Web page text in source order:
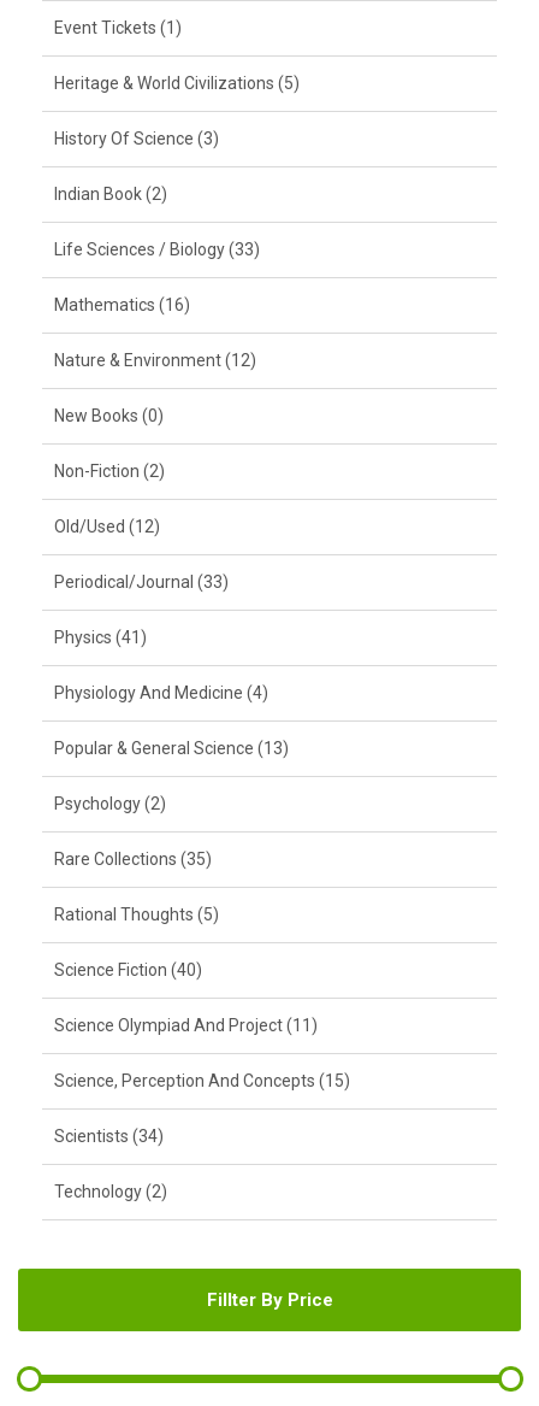
Fillter By Price
Event Tickets (1)
Heritage & World Civilizations (5)
History Of Science (3)
Indian Book (2)
Life Sciences / Biology (33)
Mathematics (16)
Nature & Environment (12)
New Books (0)
Non-Fiction (2)
Old/Used (12)
Periodical/Journal (33)
Physics (41)
Physiology And Medicine (4)
Popular & General Science (13)
Psychology (2)
Rare Collections (35)
Rational Thoughts (5)
Science Fiction (40)
Science Olympiad And Project (11)
Science, Perception And Concepts (15)
Scientists (34)
Technology (2)